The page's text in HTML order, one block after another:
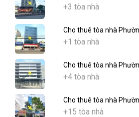
+3 tòa nhà
Cho thuê tòa nhà
+1 tòa nhà
Cho thuê tòa nhà
+4 tòa nhà
Cho thuê tòa nhà
+15 tòa nhà